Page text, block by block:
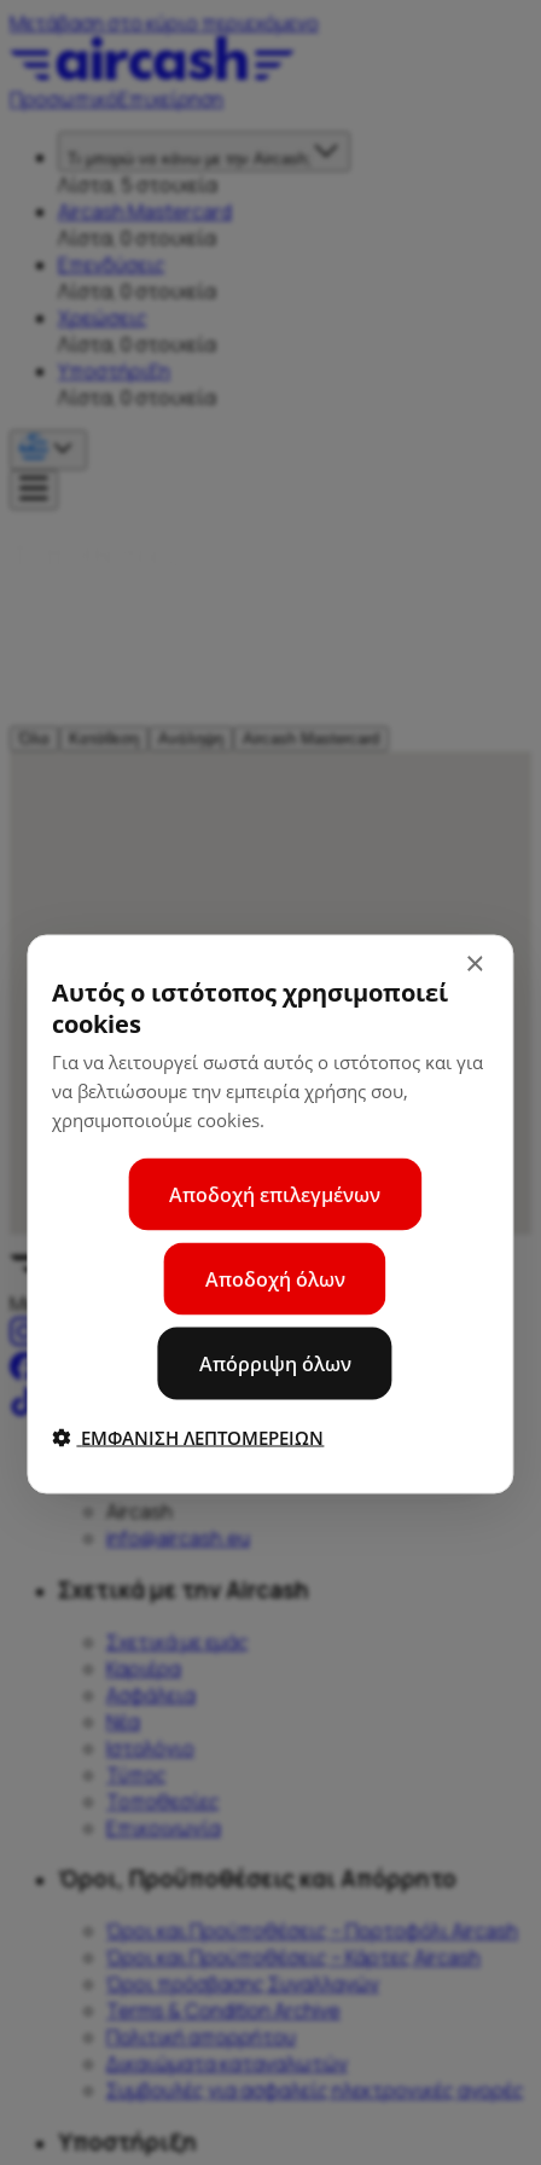
Μετάβαση στο κύριο περιεχόμενο
ΠροσωπικόΕπιχείρηση
Τι μπορώ να κάνω με την Aircash;
Λίστα, 5 στοιχεία
Aircash Mastercard
Λίστα, 0 στοιχεία
Επενδύσεις
Λίστα, 0 στοιχεία
Χρεώσεις
Λίστα, 0 στοιχεία
Υποστήριξη
Λίστα, 0 στοιχεία
Όλα Κατάθεση Ανάληψη Aircash Mastercard
Μετρητά, πληρωμές και μεταφορές – όλα σε ένα μέρος.
Aircash
info@aircash.eu
Σχετικά με την Aircash
Σχετικά με εμάς
Καριέρα
Ασφάλεια
Νέα
Ιστολόγιο
Τύπος
Τοποθεσίες
Επικοινωνία
Όροι, Προϋποθέσεις και Απόρρητο
Όροι και Προϋποθέσεις – Πορτοφόλι Aircash
Όροι και Προϋποθέσεις – Κάρτες Aircash
Όροι πρόσβασης Συναλλαγών
Terms & Condition Archive
Πολιτική απορρήτου
Δικαιώματα καταναλωτών
Συμβουλές για ασφαλείς ηλεκτρονικές αγορές
Υποστήριξη
×
Αυτός ο ιστότοπος χρησιμοποιεί
cookies
Για να λειτουργεί σωστά αυτός ο ιστότοπος και για
να βελτιώσουμε την εμπειρία χρήσης σου,
χρησιμοποιούμε cookies.
Αποδοχή επιλεγμένων
Αποδοχή όλων
Απόρριψη όλων
ΕΜΦΆΝΙΣΗ ΛΕΠΤΟΜΕΡΕΙΏΝ